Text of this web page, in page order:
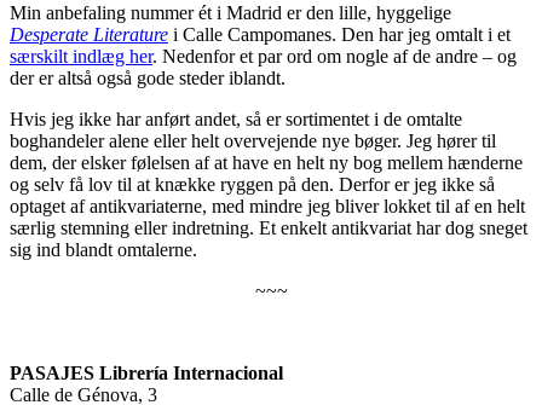
Min anbefaling nummer ét i Madrid er den lille, hyggelige
Desperate Literature i Calle Campomanes. Den har jeg omtalt i et
særskilt indlæg her. Nedenfor et par ord om nogle af de andre – og
der er altså også gode steder iblandt.
Hvis jeg ikke har anført andet, så er sortimentet i de omtalte
boghandeler alene eller helt overvejende nye bøger. Jeg hører til
dem, der elsker følelsen af at have en helt ny bog mellem hænderne
og selv få lov til at knække ryggen på den. Derfor er jeg ikke så
optaget af antikvariaterne, med mindre jeg bliver lokket til af en helt
særlig stemning eller indretning. Et enkelt antikvariat har dog sneget
sig ind blandt omtalerne.
~~~
PASAJES Librería Internacional
Calle de Génova, 3